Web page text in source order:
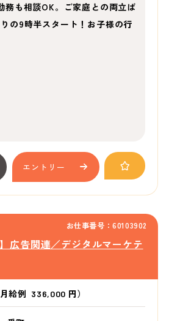
も相談OK。ご家庭との両立ば
の9時半スタート！お子様の行
エントリー
お仕事番号：60103902
広告関連／デジタルマーケテ
給例 336,000 円）